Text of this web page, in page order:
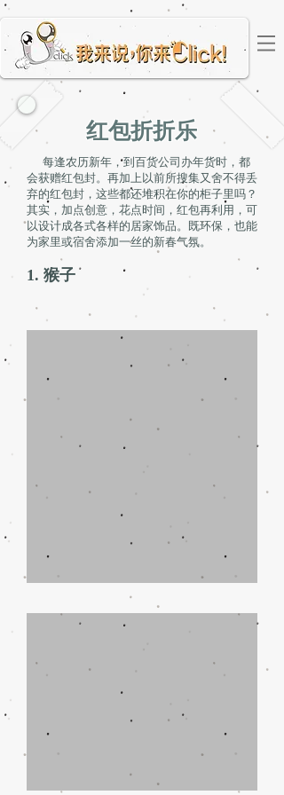
红包折折乐
每逢农历新年，到百货公司办年货时，都
会获赠红包封。再加上以前所搜集又舍不得丢
弃的红包封，这些都还堆积在你的柜子里吗？
其实，加点创意，花点时间，红包再利用，可
以设计成各式各样的居家饰品。既环保，也能
为家里或宿舍添加一丝的新春气氛。
1. 猴子